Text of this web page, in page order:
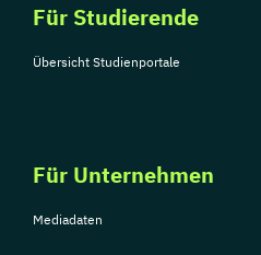
Für Studierende
Übersicht Studienportale
Für Unternehmen
Mediadaten